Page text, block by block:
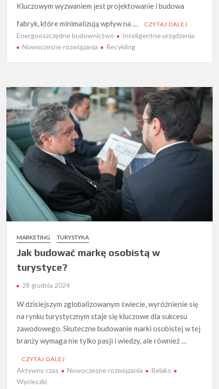
Kluczowym wyzwaniem jest projektowanie i budowa
fabryk, które minimalizują wpływ na …
CZYTAJ DALEJ
Energooszczędne budownictwo
Inteligentne urządzenia
Nowoczesne rozwiązania
Recykling
MARKETING TURYSTYKA
Jak budować markę osobistą w
turystyce?
28 grudnia 2024
W dzisiejszym zglobalizowanym świecie, wyróżnienie się
na rynku turystycznym staje się kluczowe dla sukcesu
zawodowego. Skuteczne budowanie marki osobistej w tej
branży wymaga nie tylko pasji i wiedzy, ale również …
CZYTAJ DALEJ
Aktywny czas Nowoczesne rozwiązania
Relaks
Wycieczki